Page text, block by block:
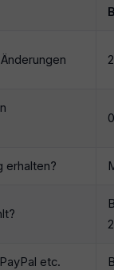
erhalten?
etc.